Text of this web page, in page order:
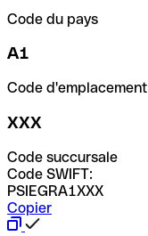
Code du pays
A1
Code d'emplacement
XXX
Code succursale
Code SWIFT:
PSIEGRA1XXX
Copier